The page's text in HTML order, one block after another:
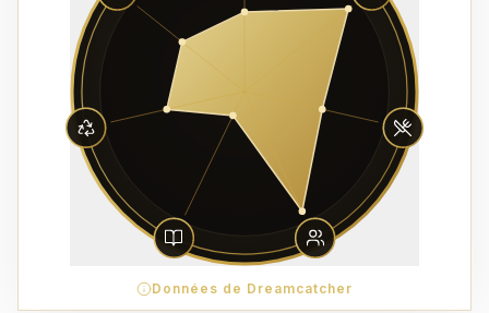
Données de Dreamcatcher